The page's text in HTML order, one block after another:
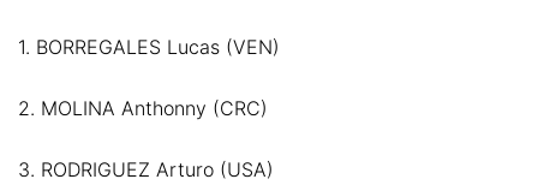
1. BORREGALES Lucas (VEN)
2. MOLINA Anthonny (CRC)
3. RODRIGUEZ Arturo (USA)